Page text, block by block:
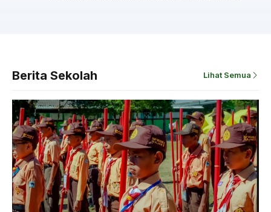
Berita Sekolah Lihat Semua